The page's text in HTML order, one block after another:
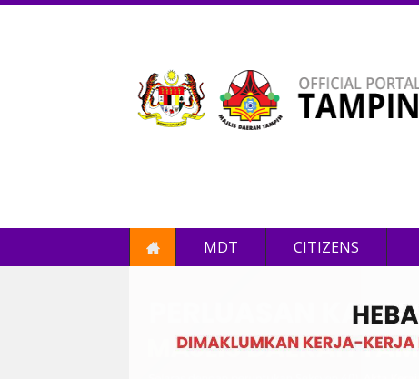
MDT CITIZENS